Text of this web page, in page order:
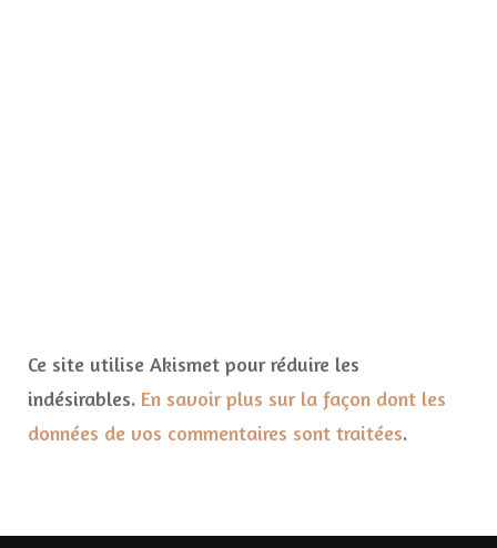
Ce site utilise Akismet pour réduire les
indésirables. En savoir plus sur la façon dont les
données de vos commentaires sont traitées.